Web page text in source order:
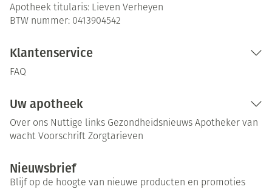
Apotheek titularis: Lieven Verheyen
BTW nummer: 0413904542
Klantenservice
FAQ
Uw apotheek
Over ons Nuttige links Gezondheidsnieuws Apotheker van
wacht Voorschrift Zorgtarieven
Nieuwsbrief
Blijf op de hoogte van nieuwe producten en promoties